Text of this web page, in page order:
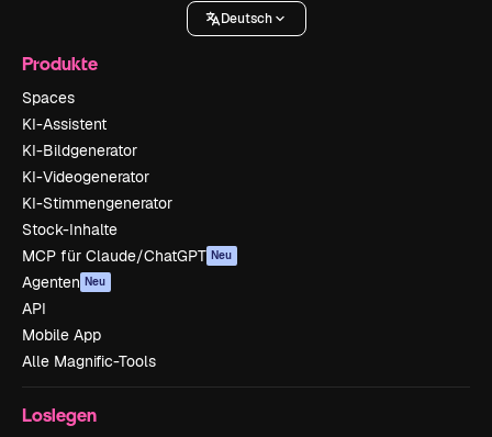
Deutsch
Produkte
Spaces
KI-Assistent
KI-Bildgenerator
KI-Videogenerator
KI-Stimmengenerator
Stock-Inhalte
MCP für Claude/ChatGPT Neu
Agenten Neu
API
Mobile App
Alle Magnific-Tools
Loslegen